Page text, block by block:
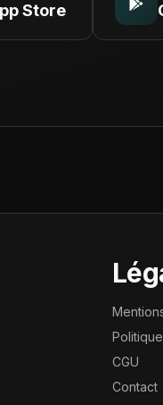
Store
CGU
Contact